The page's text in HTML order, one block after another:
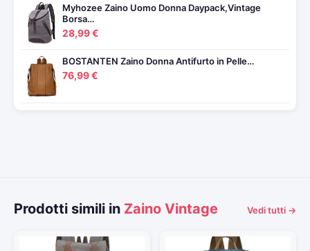
Myhozee Zaino Uomo Donna Daypack,Vintage
Borsa…
28,99 €
BOSTANTEN Zaino Donna Antifurto in Pelle…
76,99 €
Prodotti simili in Zaino Vintage Vedi tutti →